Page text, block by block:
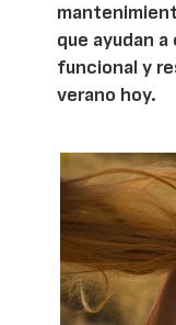
que ayudan
funcional y
verano hoy.